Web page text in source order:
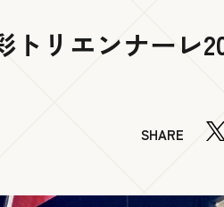
リエンナーレ
SHARE